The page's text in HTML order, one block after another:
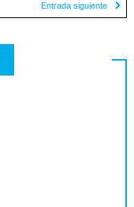
Entrada siguiente